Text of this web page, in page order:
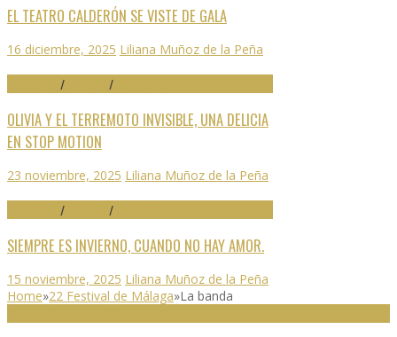
EL TEATRO CALDERÓN SE VISTE DE GALA
16 diciembre, 2025 Liliana Muñoz de la Peña
/ /
OLIVIA Y EL TERREMOTO INVISIBLE, UNA DELICIA
EN STOP MOTION
23 noviembre, 2025 Liliana Muñoz de la Peña
/ /
SIEMPRE ES INVIERNO, CUANDO NO HAY AMOR.
15 noviembre, 2025 Liliana Muñoz de la Peña
Home»22 Festival de Málaga»La banda